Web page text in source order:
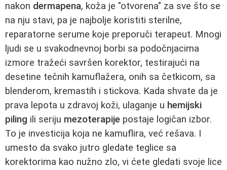
nakon dermapena, koža je "otvorena" za sve što se
na nju stavi, pa je najbolje koristiti sterilne,
reparatorne serume koje preporuči terapeut. Mnogi
ljudi se u svakodnevnoj borbi sa podočnjacima
izmore tražeći savršen korektor, testirajući na
desetine tečnih kamuflažera, onih sa četkicom, sa
blenderom, kremastih i stickova. Kada shvate da je
prava lepota u zdravoj koži, ulaganje u hemijski
piling ili seriju mezoterapije postaje logičan izbor.
To je investicija koja ne kamuflira, već rešava. I
umesto da svako jutro gledate teglice sa
korektorima kao nužno zlo, vi ćete gledati svoje lice